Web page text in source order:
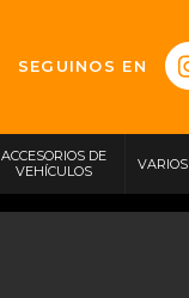
SEGUINOS EN
ACCESORIOS DE
VEHÍCULOS
VARIOS